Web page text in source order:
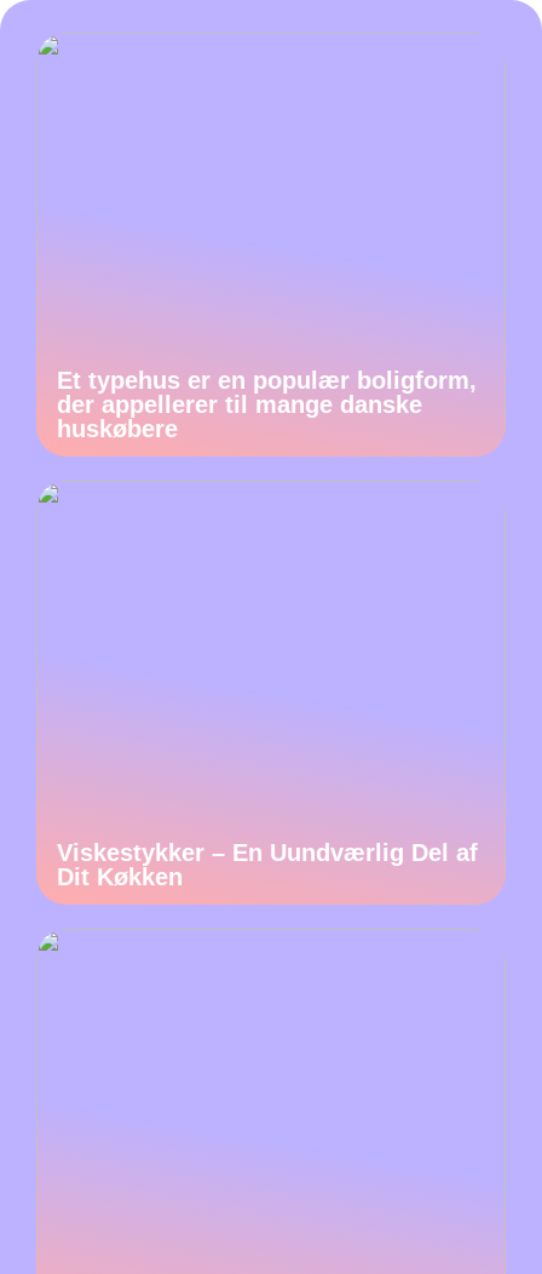
Et typehus er en populær boligform,
der appellerer til mange danske
huskøbere
Viskestykker – En Uundværlig Del af
Dit Køkken